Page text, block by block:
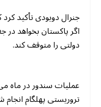
جنرال دویودی تأکید
اگر پاکستان بخواهد در
دولتی را متوقف کند.
عملیات سندور در ماه